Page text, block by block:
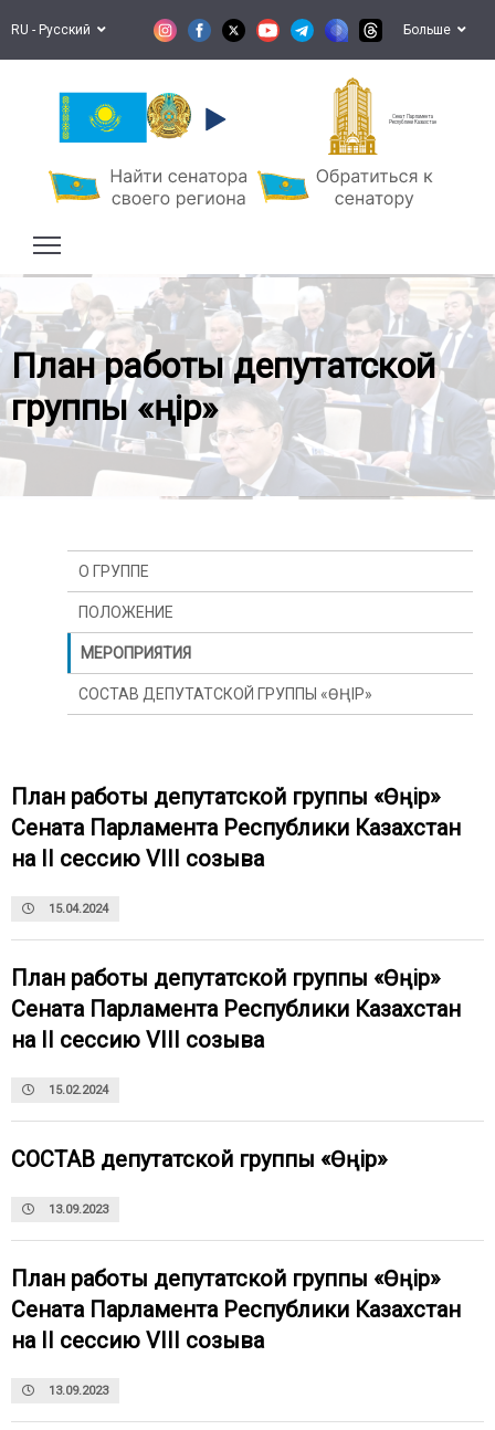
RU - Русский Больше
Сенат Парламента
Республики Казахстан
План работы депутатской
группы «Өңір»
План работы депутатской группы «Өңір»
Сената Парламента Республики Казахстан
на II сессию VIII созыва
15.04.2024
План работы депутатской группы «Өңір»
Сената Парламента Республики Казахстан
на II сессию VIII созыва
15.02.2024
СОСТАВ депутатской группы «Өңір»
13.09.2023
План работы депутатской группы «Өңір»
Сената Парламента Республики Казахстан
на II сессию VIII созыва
13.09.2023
О ГРУППЕ
ПОЛОЖЕНИЕ
МЕРОПРИЯТИЯ
СОСТАВ ДЕПУТАТСКОЙ ГРУППЫ «ӨҢІР»